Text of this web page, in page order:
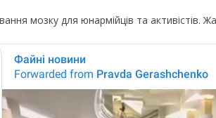
мозку для юнармійців та активістів.